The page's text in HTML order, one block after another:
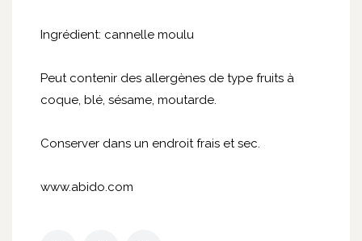
Ingrédient: cannelle moulu
Peut contenir des allergènes de type fruits à
coque, blé, sésame, moutarde.
Conserver dans un endroit frais et sec.
www.abido.com